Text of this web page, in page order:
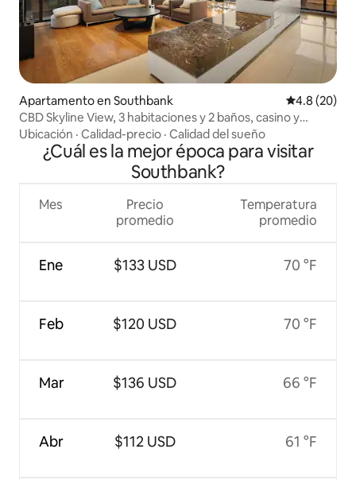
Apartamento en Southbank Calificación
4.8 (20)
CBD Skyline View, 3 habitaciones y 2 baños, casino y
estacionamiento gratuito
Ubicación · Calidad-precio · Calidad del sueño
¿Cuál es la mejor época para visitar
Southbank?
Mes
Ene
Feb
Mar
Abr
Precio
promedio
$133 USD
$120 USD
$136 USD
$112 USD
Temperatura
promedio
70 °F
70 °F
66 °F
61 °F